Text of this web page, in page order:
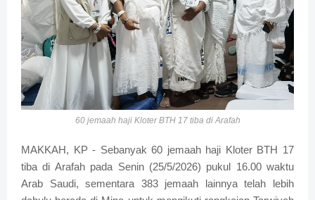
60 jemaah haji Kloter BTH 17 tiba di Arafah
MAKKAH, KP - Sebanyak 60 jemaah haji Kloter BTH 17
tiba di Arafah pada Senin (25/5/2026) pukul 16.00 waktu
Arab Saudi, sementara 383 jemaah lainnya telah lebih